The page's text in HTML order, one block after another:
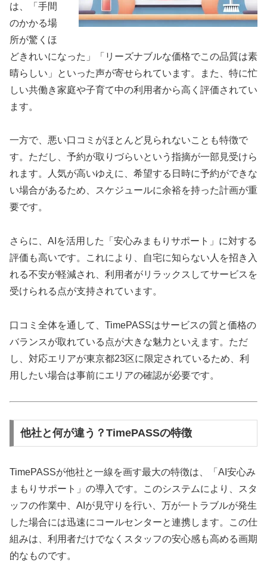
は、「手間
のかかる場
所が驚くほ
どきれいになった」「リーズナブルな価格でこの品質は素
晴らしい」といった声が寄せられています。また、特に忙
しい共働き家庭や子育て中の利用者から高く評価されてい
ます。
一方で、悪い口コミがほとんど見られないことも特徴で
す。ただし、予約が取りづらいという指摘が一部見受けら
れます。人気が高いゆえに、希望する日時に予約ができな
い場合があるため、スケジュールに余裕を持った計画が重
要です。
さらに、AIを活用した「安心みまもりサポート」に対する
評価も高いです。これにより、自宅に知らない人を招き入
れる不安が軽減され、利用者がリラックスしてサービスを
受けられる点が支持されています。
口コミ全体を通して、TimePASSはサービスの質と価格の
バランスが取れている点が大きな魅力といえます。ただ
し、対応エリアが東京都23区に限定されているため、利
用したい場合は事前にエリアの確認が必要です。
他社と何が違う？TimePASSの特徴
TimePASSが他社と一線を画す最大の特徴は、「AI安心み
まもりサポート」の導入です。このシステムにより、スタ
ッフの作業中、AIが見守りを行い、万が一トラブルが発生
した場合には迅速にコールセンターと連携します。この仕
組みは、利用者だけでなくスタッフの安心感も高める画期
的なものです。